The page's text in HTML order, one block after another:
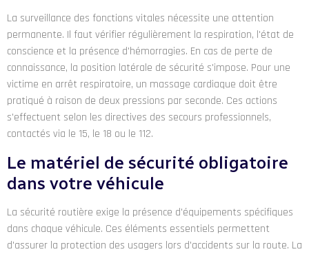
La surveillance des fonctions vitales nécessite une attention
permanente. Il faut vérifier régulièrement la respiration, l'état de
conscience et la présence d'hémorragies. En cas de perte de
connaissance, la position latérale de sécurité s'impose. Pour une
victime en arrêt respiratoire, un massage cardiaque doit être
pratiqué à raison de deux pressions par seconde. Ces actions
s'effectuent selon les directives des secours professionnels,
contactés via le 15, le 18 ou le 112.
Le matériel de sécurité obligatoire
dans votre véhicule
La sécurité routière exige la présence d'équipements spécifiques
dans chaque véhicule. Ces éléments essentiels permettent
d'assurer la protection des usagers lors d'accidents sur la route. La